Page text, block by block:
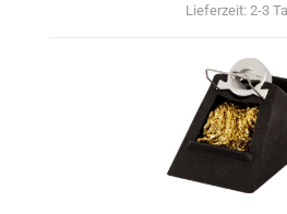
Lieferzeit: 2-3